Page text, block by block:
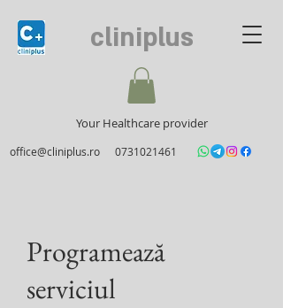
cliniplus
Your Healthcare provider
office@cliniplus.ro 0731021461
Programează
serviciul